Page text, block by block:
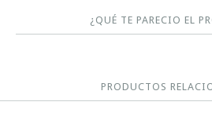
¿QUÉ TE PARECIO EL
PRODUCTOS